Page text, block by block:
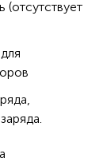
(отсутствует